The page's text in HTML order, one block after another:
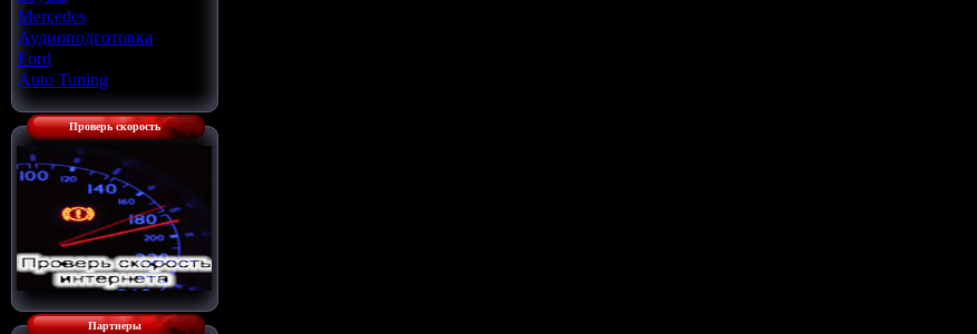
Mercedes
Аудиоподготовка
Ford
Auto Tuning
Проверь скорость
Партнеры